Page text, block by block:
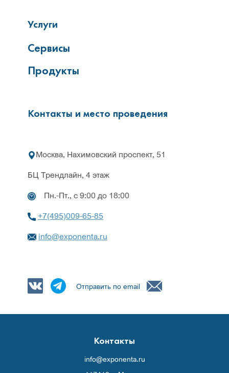
Услуги
Сервисы
Продукты
Контакты и место проведения
Москва, Нахимовский проспект, 51
БЦ Трендлайн, 4 этаж
Пн.-Пт., с 9:00 до 18:00
+7(495)009-65-85
info@exponenta.ru
Отправить по email
Контакты
info@exponenta.ru